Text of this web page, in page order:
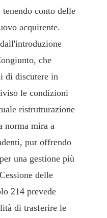
tenendo conto delle
acquirente.
che
di discutere in
le condizioni
ristrutturazione
norma mira a
pur offrendo
una gestione più
delle
214 prevede
di trasferire le